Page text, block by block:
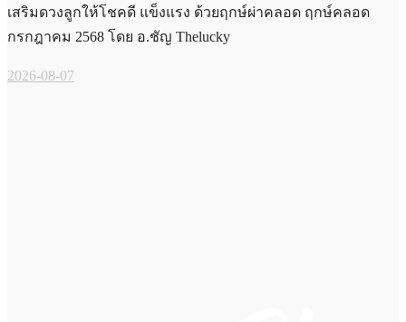
เสริมดวงลูกให้โชคดี แข็งแรง ด้วยฤกษ์ผ่าคลอด ฤกษ์คลอด
กรกฎาคม 2568 โดย อ.ชัญ Thelucky
2026-08-07